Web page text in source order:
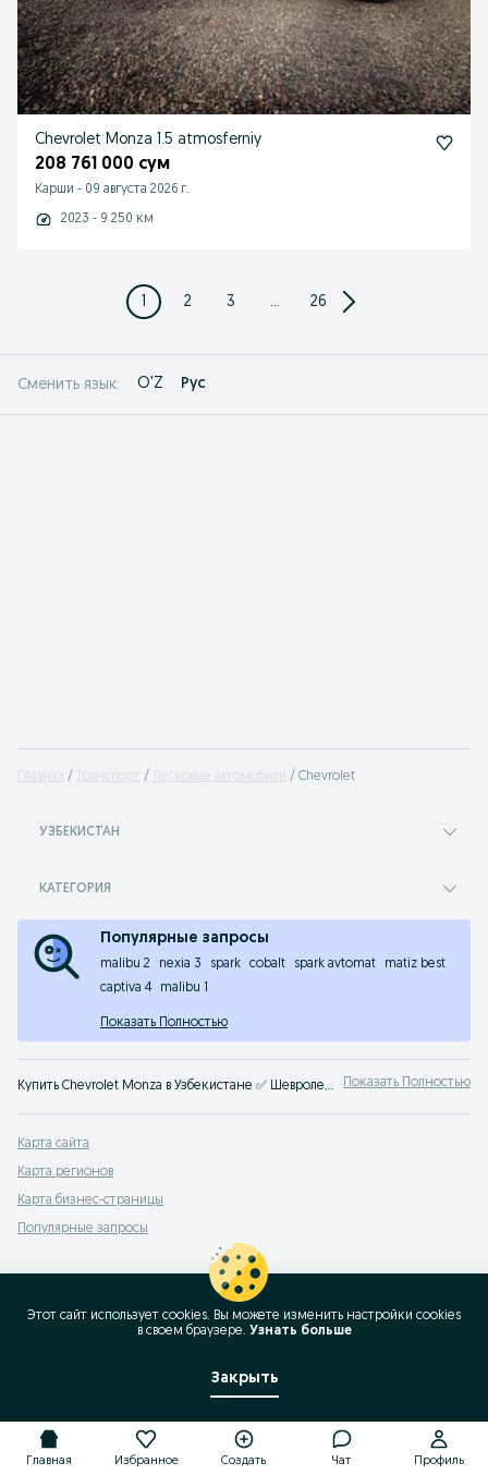
Chevrolet Monza 1.5 atmosferniy
208 761 000 сум
Карши - 09 августа 2026 г.
2023 - 9 250 км
1 2 3 ... 26
Сменить язык: O'Z Рус
Главная Транспорт Легковые автомобили Chevrolet
УЗБЕКИСТАН
КАТЕГОРИЯ
Популярные запросы
malibu 2 nexia 3 spark cobalt spark avtomat
matiz best
captiva 4
malibu 1
Показать Полностью
Купить Chevrolet Monza в Узбекистане ✅ Шевроле Monza цена бу и нового авто ☝ Большой выбор автомобилей по выгодным ценам на OLX.uz (ранее Torg.uz) Показать Полностью
Карта сайта
Карта регионов
Карта бизнес-страницы
Популярные запросы
Главная Избранное Создать Чат Профиль
Этот сайт использует cookies. Вы можете изменить настройки cookies
в своeм браузере. Узнать больше
Закрыть